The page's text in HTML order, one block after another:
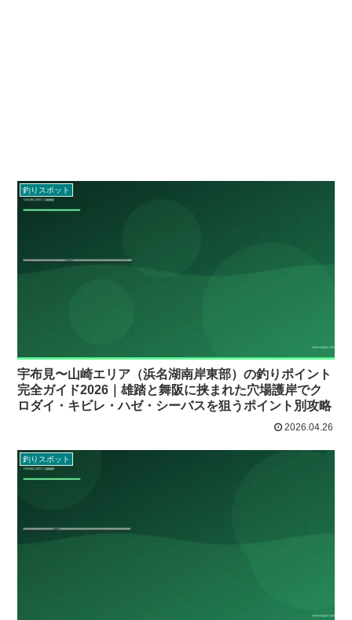
釣りスポット
宇布見〜山崎エリア（浜名湖南岸東部）の釣りポイント
完全ガイド2026｜雄踏と舞阪に挟まれた穴場護岸でク
ロダイ・キビレ・ハゼ・シーバスを狙うポイント別攻略
2026.04.26
釣りスポット